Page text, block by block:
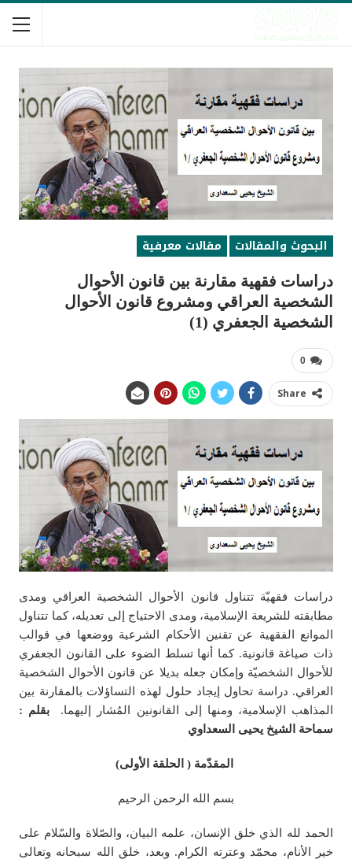
البحوث والمقالات مقالات معرفية
دراسات فقهية مقارنة بين قانون الأحوال
الشخصية العراقي ومشروع قانون الأحوال
الشخصية الجعفري (1)
0
Share
دراسات فقهيّة تتناول قانون الأحوال الشخصية العراقي ومدى
مطابقته للشريعة الإسلامية، ومدى الاحتياج إلى تعديله، كما تتناول
الموانع الفقهية عن تقنين الأحكام الشرعية ووضعها في قوالب
ذات صياغة قانونية. كما أنها تسلط الضوء على القانون الجعفري
للأحوال الشخصيّة وإمكان جعله بديلا عن قانون الأحوال الشخصية
العراقي. دراسة تحاول إيجاد حلول لهذه التساؤلات بالمقارنة بين
المذاهب الإسلامية، ومنها إلى القانونين المُشار إليهما. بقلم :
سماحة الشيخ یحیی السعداوي
المقدّمة ( الحلقة الأولى)
بسم الله الرحمن الرحيم
الحمد لله الذي خلق الإنسان، علمه البيان، والصّلاة والسّلام على
خير الأنام، محمّد وعترته الكرام. وبعد، خلق الله سبحانه وتعالى